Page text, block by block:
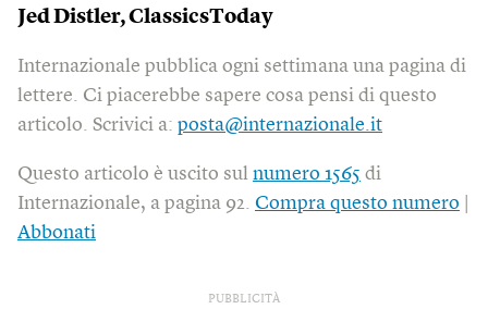
Jed Distler, ClassicsToday
Internazionale pubblica ogni settimana una pagina di
lettere. Ci piacerebbe sapere cosa pensi di questo
articolo. Scrivici a: posta@internazionale.it
Questo articolo è uscito sul numero 1565 di
Internazionale, a pagina 92. Compra questo numero
Abbonati
PUBBLICITÀ